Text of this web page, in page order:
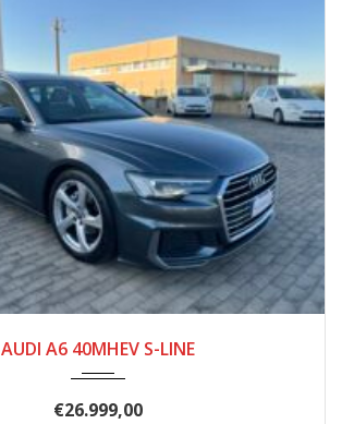
AUDI A6 40MHEV S-LINE
€26.999,00